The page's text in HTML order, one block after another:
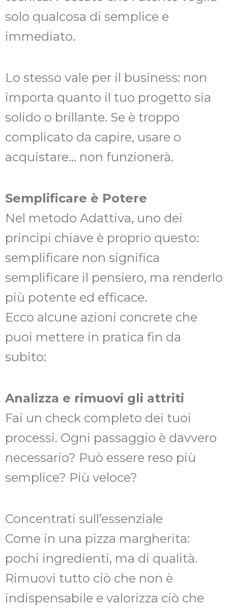
solo qualcosa di semplice e
immediato.
Lo stesso vale per il business: non
importa quanto il tuo progetto sia
solido o brillante. Se è troppo
complicato da capire, usare o
acquistare… non funzionerà.
Semplificare è Potere
Nel metodo Adattiva, uno dei
principi chiave è proprio questo:
semplificare non significa
semplificare il pensiero, ma renderlo
più potente ed efficace.
Ecco alcune azioni concrete che
puoi mettere in pratica fin da
subito:
Analizza e rimuovi gli attriti
Fai un check completo dei tuoi
processi. Ogni passaggio è davvero
necessario? Può essere reso più
semplice? Più veloce?
Concentrati sull’essenziale
Come in una pizza margherita:
pochi ingredienti, ma di qualità.
Rimuovi tutto ciò che non è
indispensabile e valorizza ciò che